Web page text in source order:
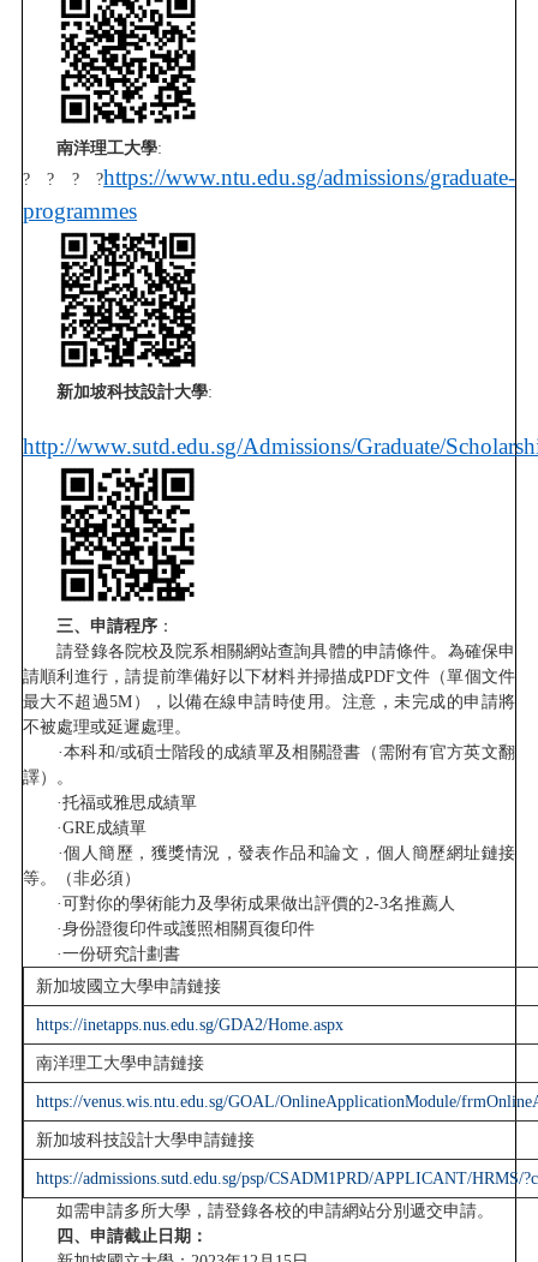
南洋理工大學:
? ? ? ?https://www.ntu.edu.sg/admissions/graduate-
programmes
新加坡科技設計大學:
http://www.sutd.edu.sg/Admissions/Graduate/
三、申請程序：
請登錄各院校及院系相關網站查詢具體的申請條件。為確保申
請順利進行，請提前準備好以下材料并掃描成PDF文件（單個文件
最大不超過5M），以備在線申請時使用。注意，未完成的申請將
不被處理或延遲處理。
·本科和/或碩士階段的成績單及相關證書（需附有官方英文翻
譯）。
·托福或雅思成績單
·GRE成績單
·個人簡歷，獲獎情況，發表作品和論文，個人簡歷網址鏈接
等。（非必須）
·可對你的學術能力及學術成果做出評價的2-3名推薦人
·身份證復印件或護照相關頁復印件
·一份研究計劃書
新加坡國立大學申請鏈接
https://inetapps.nus.edu.sg/GDA2/Home.aspx
南洋理工大學申請鏈接
https://venus.wis.ntu.edu.sg/GOAL/OnlineApplicationModule/
新加坡科技設計大學申請鏈接
https://admissions.sutd.edu.sg/psp/CSADM1PRD/APPLICANT/HRMS/
如需申請多所大學，請登錄各校的申請網站分別遞交申請。
四、申請截止日期：